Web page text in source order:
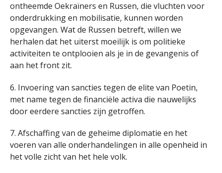
ontheemde Oekraïners en Russen, die vluchten voor
onderdrukking en mobilisatie, kunnen worden
opgevangen. Wat de Russen betreft, willen we
herhalen dat het uiterst moeilijk is om politieke
activiteiten te ontplooien als je in de gevangenis of
aan het front zit.
6. Invoering van sancties tegen de elite van Poetin,
met name tegen de financiële activa die nauwelijks
door eerdere sancties zijn getroffen.
7. Afschaffing van de geheime diplomatie en het
voeren van alle onderhandelingen in alle openheid in
het volle zicht van het hele volk.